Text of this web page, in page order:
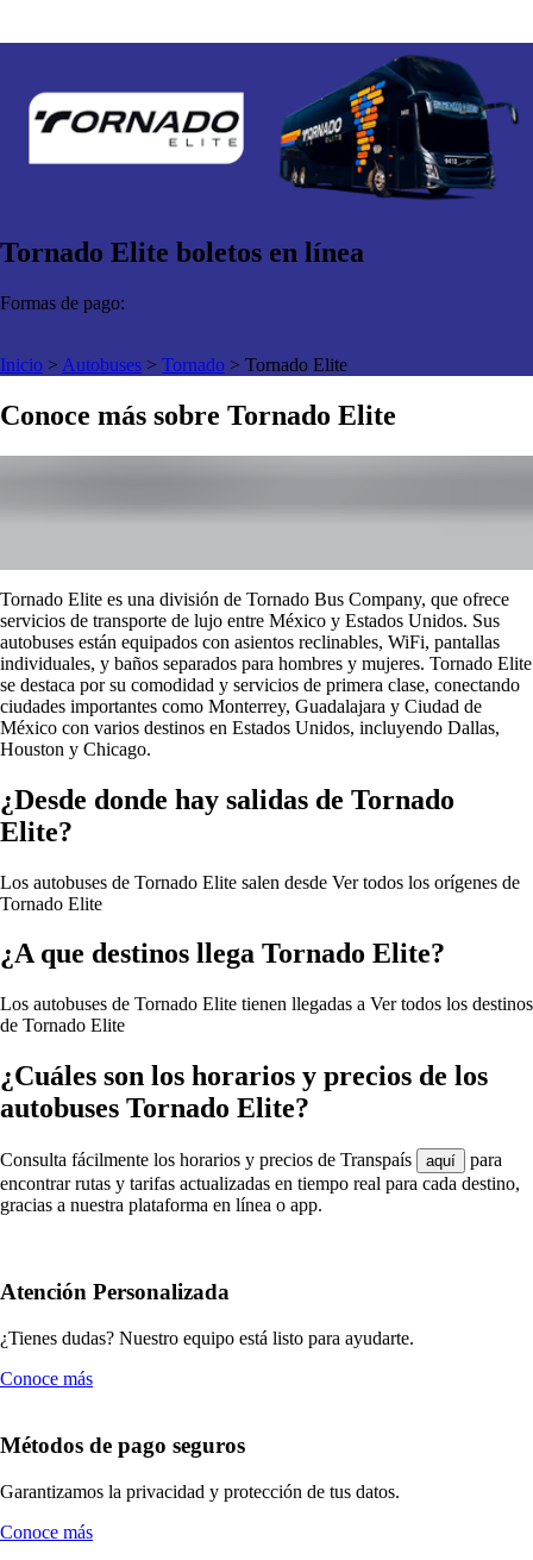
Tornado Elite boletos en línea
Formas de pago:
Inicio > Autobuses > Tornado > Tornado Elite
Conoce más sobre Tornado Elite
Tornado Elite es una división de Tornado Bus Company, que ofrece
servicios de transporte de lujo entre México y Estados Unidos. Sus
autobuses están equipados con asientos reclinables, WiFi, pantallas
individuales, y baños separados para hombres y mujeres. Tornado Elite
se destaca por su comodidad y servicios de primera clase, conectando
ciudades importantes como Monterrey, Guadalajara y Ciudad de
México con varios destinos en Estados Unidos, incluyendo Dallas,
Houston y Chicago​.
¿Desde donde hay salidas de Tornado
Elite?
Los autobuses de Tornado Elite salen desde Ver todos los orígenes de
Tornado Elite
¿A que destinos llega Tornado Elite?
Los autobuses de Tornado Elite tienen llegadas a Ver todos los destinos
de Tornado Elite
¿Cuáles son los horarios y precios de los
autobuses Tornado Elite?
Consulta fácilmente los horarios y precios de Transpaís aquí
para
encontrar rutas y tarifas actualizadas en tiempo real para cada destino,
gracias a nuestra plataforma en línea o app.
Atención Personalizada
¿Tienes dudas? Nuestro equipo está listo para ayudarte.
Conoce más
Métodos de pago seguros
Garantizamos la privacidad y protección de tus datos.
Conoce más